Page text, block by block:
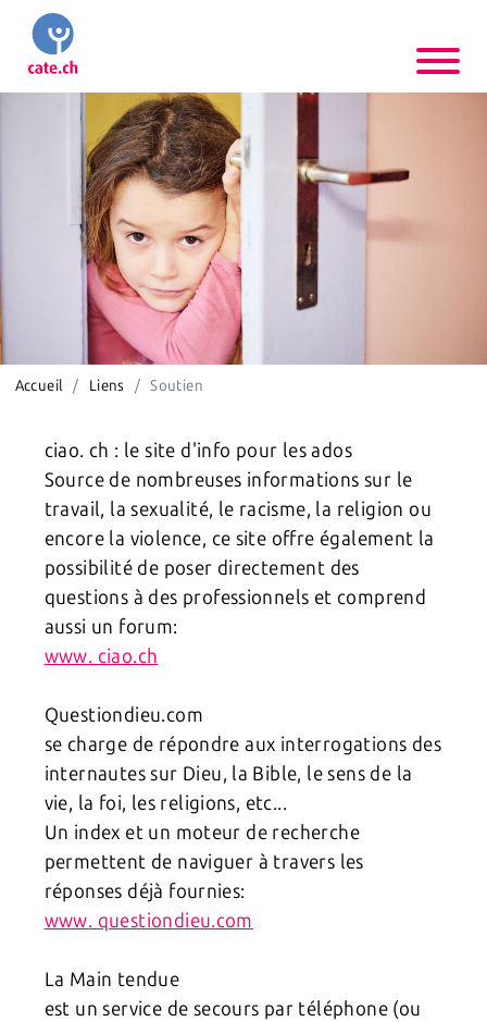
Accueil Liens Soutien
ciao. ch : le site d'info pour les ados
Source de nombreuses informations sur le
travail, la sexualité, le racisme, la religion ou
encore la violence, ce site offre également la
possibilité de poser directement des
questions à des professionnels et comprend
aussi un forum:
www. ciao.ch
Questiondieu.com
se charge de répondre aux interrogations des
internautes sur Dieu, la Bible, le sens de la
vie, la foi, les religions, etc...
Un index et un moteur de recherche
permettent de naviguer à travers les
réponses déjà fournies:
www. questiondieu.com
La Main tendue
est un service de secours par téléphone (ou